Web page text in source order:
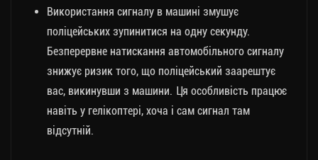
Використання сигналу в машині змушує
поліцейських зупинитися на одну секунду.
Безперервне натискання автомобільного сигналу
знижує ризик того, що поліцейський заарештує
вас, викинувши з машини. Ця особливість працює
навіть у гелікоптері, хоча і сам сигнал там
відсутній.